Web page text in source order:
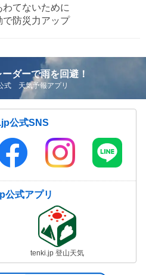
てないために
防災力アップ
ダーで雨を回避！
式 天気予報アプリ
公式SNS
公式アプリ
tenki.jp 登山天気